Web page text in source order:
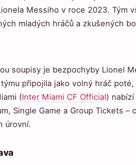
Messiho v roce 2023. Tým
mladých hráčů a zkušených
soupisy je bezpochyby Lionel
připojila jako volný hráč
(Inter Miami CF Official)
Single Game a Group Tickets
úrovní.